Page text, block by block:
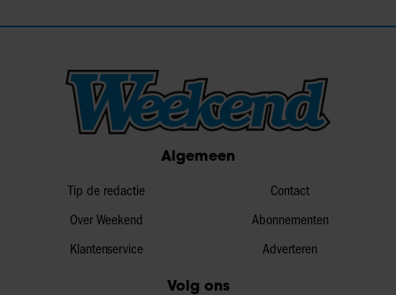
Algemeen
Tip de redactie
Over Weekend
Klantenservice
Contact
Abonnementen
Adverteren
Volg ons